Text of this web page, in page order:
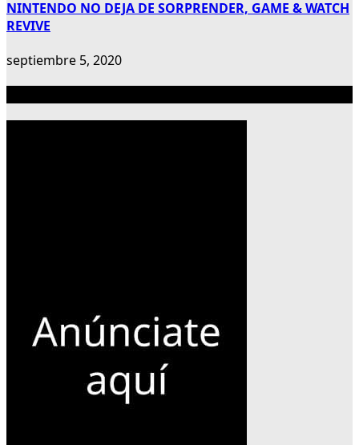
NINTENDO NO DEJA DE SORPRENDER, GAME & WATCH
REVIVE
septiembre 5, 2020